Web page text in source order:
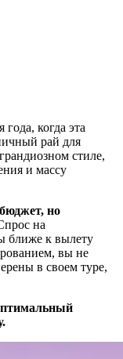
когда эта
рай для
стиле,
и массу
но
на
ближе к вылету
вы не
в своем туре,